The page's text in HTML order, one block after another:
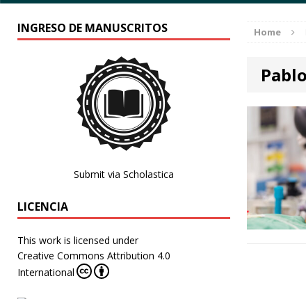
Home
INGRESO DE MANUSCRITOS
Submit via Scholastica
LICENCIA
This work is licensed under
Creative Commons Attribution 4.0
International